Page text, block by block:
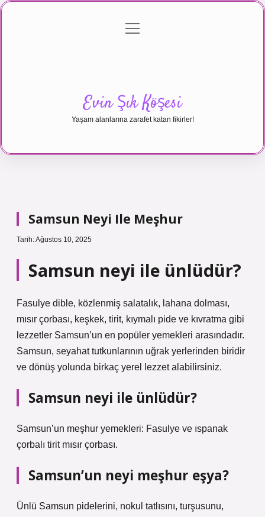
Gizlilik Politikası
menüyü
Evin Şık Köşesi
Yaşam alanlarına zarafet katan fikirler!
Samsun Neyi Ile Meşhur
Tarih: Ağustos 10, 2025
Samsun neyi ile ünlüdür?
Fasulye dible, közlenmiş salatalık, lahana dolması,
mısır çorbası, keşkek, tirit, kıymalı pide ve kıvratma gibi
lezzetler Samsun’un en popüler yemekleri arasındadır.
Samsun, seyahat tutkunlarının uğrak yerlerinden biridir
ve dönüş yolunda birkaç yerel lezzet alabilirsiniz.
Samsun neyi ile ünlüdür?
Samsun’un meşhur yemekleri: Fasulye ve ıspanak
çorbalı tirit mısır çorbası.
Samsun’un neyi meşhur eşya?
Ünlü Samsun pidelerini, nokul tatlısını, turşusunu,